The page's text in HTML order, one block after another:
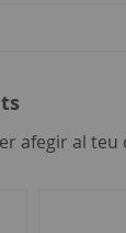
afegir al